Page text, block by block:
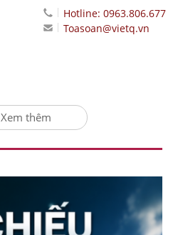
Hotline: 0963.806.677
Toasoan@vietq.vn
Xem thêm